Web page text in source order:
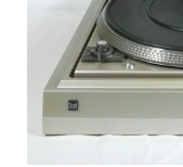
Naar Webwinkel